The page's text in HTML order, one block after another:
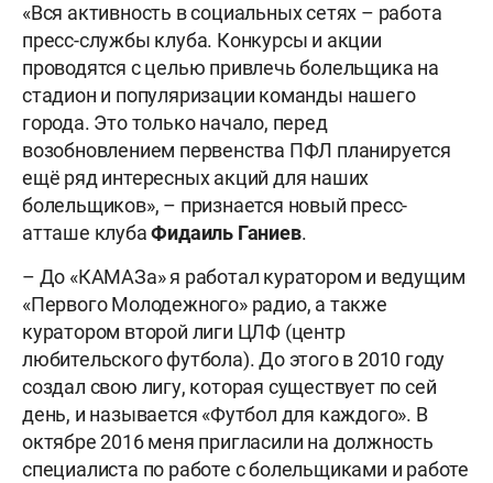
«Вся активность в социальных сетях – работа
пресс-службы клуба. Конкурсы и акции
проводятся с целью привлечь болельщика на
стадион и популяризации команды нашего
города. Это только начало, перед
возобновлением первенства ПФЛ планируется
ещё ряд интересных акций для наших
болельщиков», – признается новый пресс-
атташе клубаФидаиль Ганиев.
– До «КАМАЗа» я работал куратором и ведущим
«Первого Молодежного» радио, а также
куратором второй лиги ЦЛФ (центр
любительского футбола). До этого в 2010 году
создал свою лигу, которая существует по сей
день, и называется «Футбол для каждого». В
октябре 2016 меня пригласили на должность
специалиста по работе с болельщиками и работе